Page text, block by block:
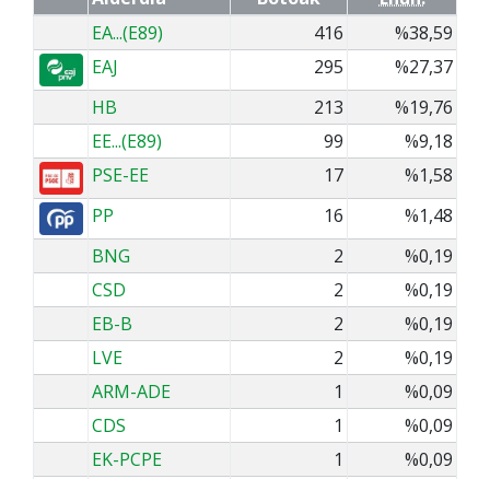
EA...(E89)
416
%38,59
EAJ
295
%27,37
HB
213
%19,76
EE...(E89)
99
%9,18
PSE-EE
17
%1,58
PP
16
%1,48
BNG
2
%0,19
CSD
2
%0,19
EB-B
2
%0,19
LVE
2
%0,19
ARM-ADE
1
%0,09
CDS
1
%0,09
EK-PCPE
1
%0,09